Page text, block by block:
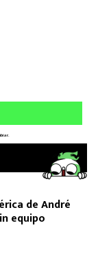
de André
equipo